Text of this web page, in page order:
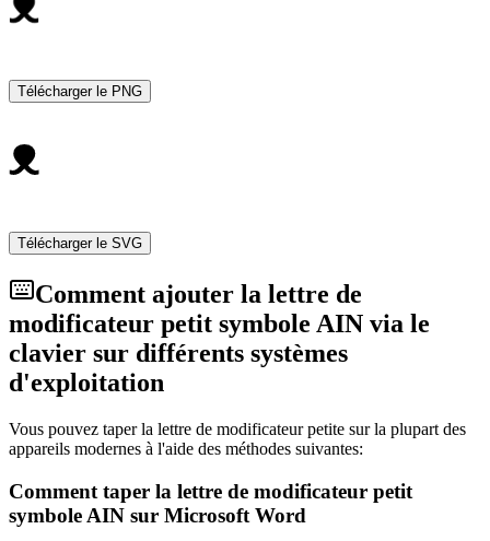
Télécharger le PNG
Télécharger le SVG
Comment ajouter la lettre de
modificateur petit symbole AIN via le
clavier sur différents systèmes
d'exploitation
Vous pouvez taper la lettre de modificateur petite sur la plupart des
appareils modernes à l'aide des méthodes suivantes:
Comment taper la lettre de modificateur petit
symbole AIN sur Microsoft Word